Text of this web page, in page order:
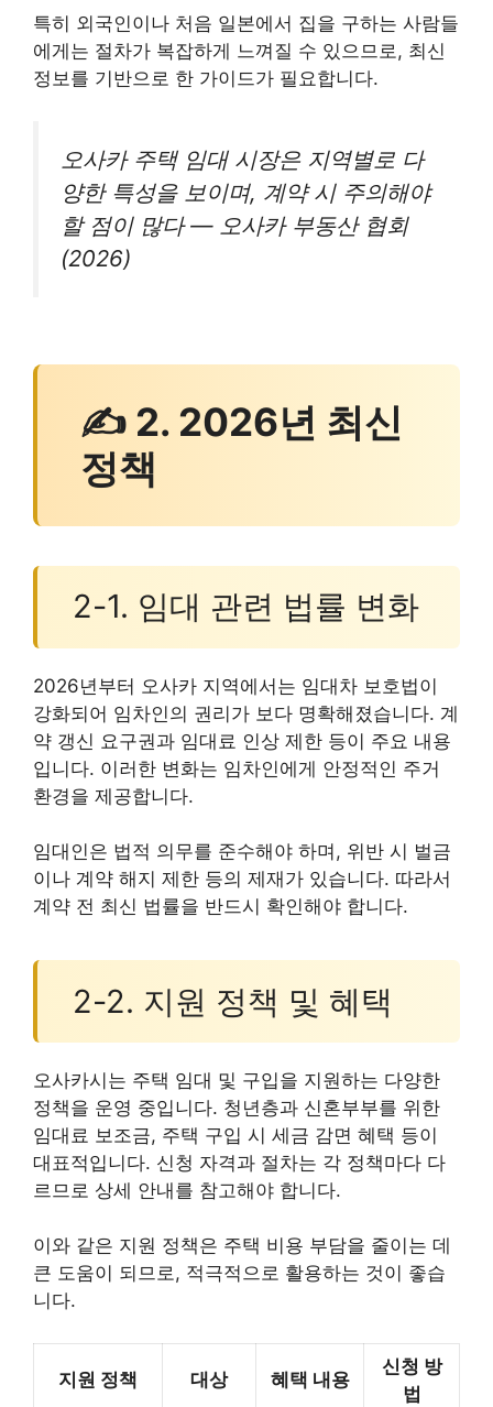
특히 외국인이나 처음 일본에서 집을 구하는 사람들
에게는 절차가 복잡하게 느껴질 수 있으므로, 최신
정보를 기반으로 한 가이드가 필요합니다.
오사카 주택 임대 시장은 지역별로 다
양한 특성을 보이며, 계약 시 주의해야
할 점이 많다 — 오사카 부동산 협회
(2026)
✍ 2. 2026년 최신
정책
2-1. 임대 관련 법률 변화
2026년부터 오사카 지역에서는 임대차 보호법이
강화되어 임차인의 권리가 보다 명확해졌습니다. 계
약 갱신 요구권과 임대료 인상 제한 등이 주요 내용
입니다. 이러한 변화는 임차인에게 안정적인 주거
환경을 제공합니다.
임대인은 법적 의무를 준수해야 하며, 위반 시 벌금
이나 계약 해지 제한 등의 제재가 있습니다. 따라서
계약 전 최신 법률을 반드시 확인해야 합니다.
2-2. 지원 정책 및 혜택
오사카시는 주택 임대 및 구입을 지원하는 다양한
정책을 운영 중입니다. 청년층과 신혼부부를 위한
임대료 보조금, 주택 구입 시 세금 감면 혜택 등이
대표적입니다. 신청 자격과 절차는 각 정책마다 다
르므로 상세 안내를 참고해야 합니다.
이와 같은 지원 정책은 주택 비용 부담을 줄이는 데
큰 도움이 되므로, 적극적으로 활용하는 것이 좋습
니다.
지원 정책 대상 혜택 내용
신청 방
법